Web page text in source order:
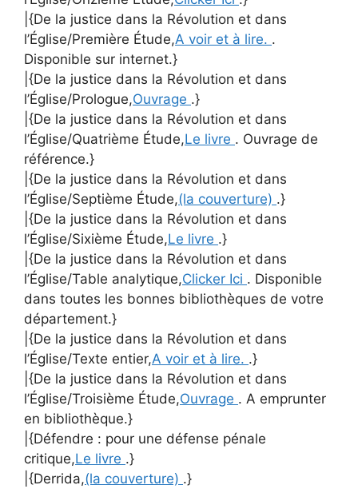
|{De la justice dans la Révolution et dans
l’Église/Première Étude,A voir et à lire. .
Disponible sur internet.}
|{De la justice dans la Révolution et dans
l’Église/Prologue,Ouvrage .}
|{De la justice dans la Révolution et dans
l’Église/Quatrième Étude,Le livre . Ouvrage de
référence.}
|{De la justice dans la Révolution et dans
l’Église/Septième Étude,(la couverture) .}
|{De la justice dans la Révolution et dans
l’Église/Sixième Étude,Le livre .}
|{De la justice dans la Révolution et dans
l’Église/Table analytique,Clicker Ici . Disponible
dans toutes les bonnes bibliothèques de votre
département.}
|{De la justice dans la Révolution et dans
l’Église/Texte entier,A voir et à lire. .}
|{De la justice dans la Révolution et dans
l’Église/Troisième Étude,Ouvrage . A emprunter
en bibliothèque.}
|{Défendre : pour une défense pénale
critique,Le livre .}
|{Derrida,(la couverture) .}